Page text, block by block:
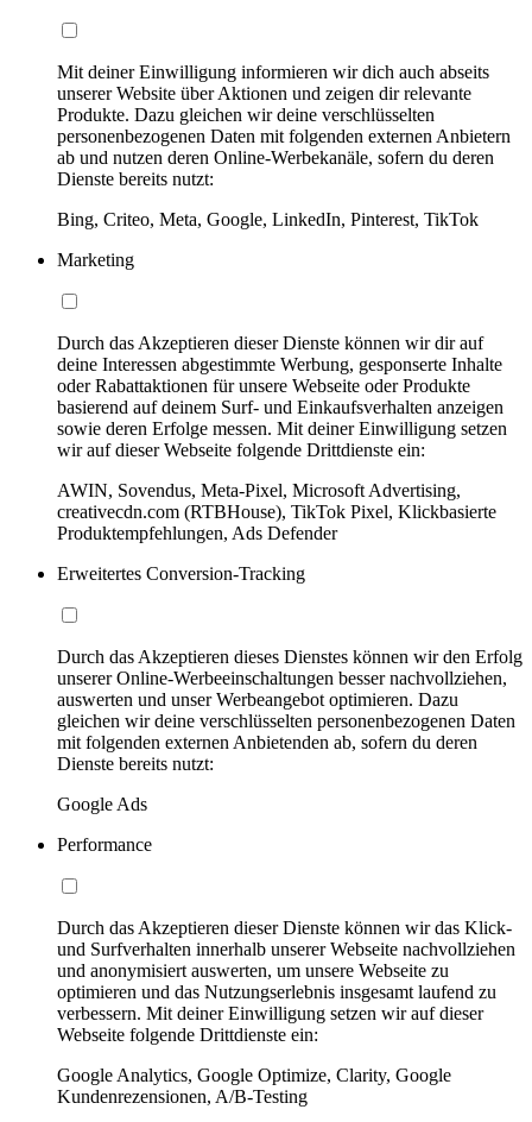
Mit deiner Einwilligung informieren wir dich auch abseits
unserer Website über Aktionen und zeigen dir relevante
Produkte. Dazu gleichen wir deine verschlüsselten
personenbezogenen Daten mit folgenden externen Anbietern
ab und nutzen deren Online-Werbekanäle, sofern du deren
Dienste bereits nutzt:
Bing, Criteo, Meta, Google, LinkedIn, Pinterest, TikTok
Marketing
Durch das Akzeptieren dieser Dienste können wir dir auf
deine Interessen abgestimmte Werbung, gesponserte Inhalte
oder Rabattaktionen für unsere Webseite oder Produkte
basierend auf deinem Surf- und Einkaufsverhalten anzeigen
sowie deren Erfolge messen. Mit deiner Einwilligung setzen
wir auf dieser Webseite folgende Drittdienste ein:
AWIN, Sovendus, Meta-Pixel, Microsoft Advertising,
creativecdn.com (RTBHouse), TikTok Pixel, Klickbasierte
Produktempfehlungen, Ads Defender
Erweitertes Conversion-Tracking
Durch das Akzeptieren dieses Dienstes können wir den Erfolg
unserer Online-Werbeeinschaltungen besser nachvollziehen,
auswerten und unser Werbeangebot optimieren. Dazu
gleichen wir deine verschlüsselten personenbezogenen Daten
mit folgenden externen Anbietenden ab, sofern du deren
Dienste bereits nutzt:
Google Ads
Performance
Durch das Akzeptieren dieser Dienste können wir das Klick-
und Surfverhalten innerhalb unserer Webseite nachvollziehen
und anonymisiert auswerten, um unsere Webseite zu
optimieren und das Nutzungserlebnis insgesamt laufend zu
verbessern. Mit deiner Einwilligung setzen wir auf dieser
Webseite folgende Drittdienste ein:
Google Analytics, Google Optimize, Clarity, Google
Kundenrezensionen, A/B-Testing